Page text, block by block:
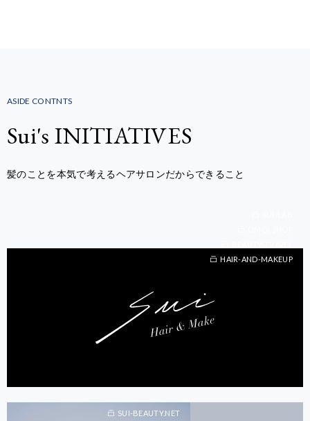
ASIDE CONTNTS
Sui's INITIATIVES
髪のことを本気で考えるヘアサロンだからできること
HAIR-AND-MAKEUP
SUI-BEAUTY.NET